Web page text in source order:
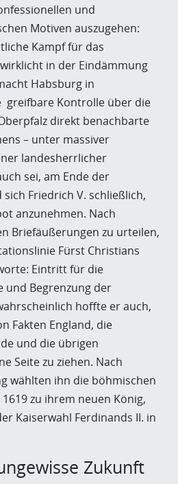
und
Motiven auszugehen:
Kampf für das
in der Eindämmung
Habsburg in
Kontrolle über die
direkt benachbarte
– unter massiver
landesherrlicher
sei, am Ende der
Friedrich V. schließlich,
anzunehmen. Nach
Briefäußerungen zu urteilen,
Fürst Christians
Eintritt für die
und Begrenzung der
hoffte er auch,
Fakten England, die
und die übrigen
Seite zu ziehen. Nach
wählten ihn die böhmischen
zu ihrem neuen König,
Kaiserwahl Ferdinands II. in
Zukunft